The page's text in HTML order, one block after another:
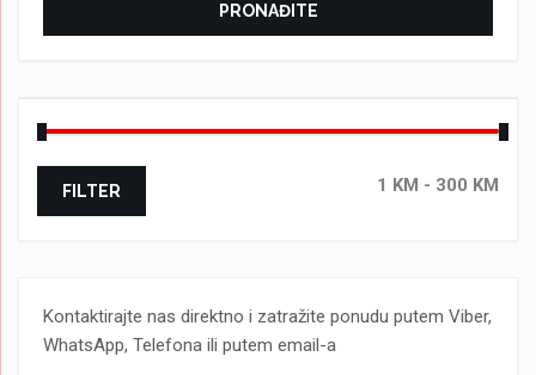
PRONAĐITE
FILTER
Kontaktirajte nas direktno i zatražite ponudu putem Viber,
WhatsApp, Telefona ili putem email-a